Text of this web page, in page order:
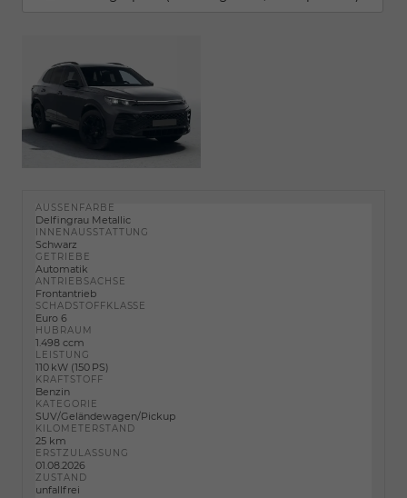
AUSSENFARBE
Delfingrau Metallic
INNENAUSSTATTUNG
Schwarz
GETRIEBE
Automatik
ANTRIEBSACHSE
Frontantrieb
SCHADSTOFFKLASSE
Euro 6
HUBRAUM
1.498 ccm
LEISTUNG
110 kW (150 PS)
KRAFTSTOFF
Benzin
KATEGORIE
SUV/Geländewagen/Pickup
KILOMETERSTAND
25 km
ERSTZULASSUNG
01.08.2026
ZUSTAND
unfallfrei